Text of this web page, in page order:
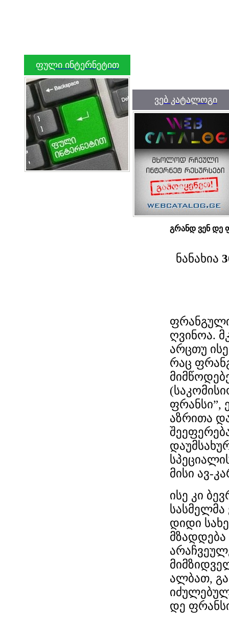
ფული ინტერნეტით
ვებ კატალოგი
გრანდ ვენ დე
ნანახია
ღვინოა.
არცთუ
რაც
ფრანსი”,
აზრითა
მისი ავ-
ისე კი
დიდი
მზადდება
ალბათ,
დე